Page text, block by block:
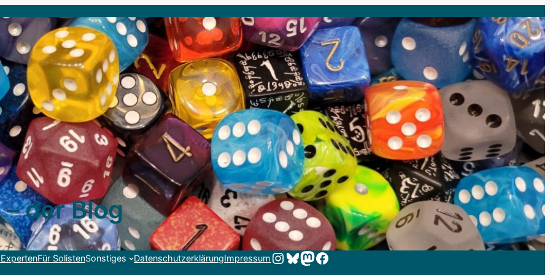
der Blog
Für SolistenSonstiges DatenschutzerklärungImpressum Link zur Instagram-Seite von Zeit-zum-Spielen
Bluesky
Mastodon
Facebook